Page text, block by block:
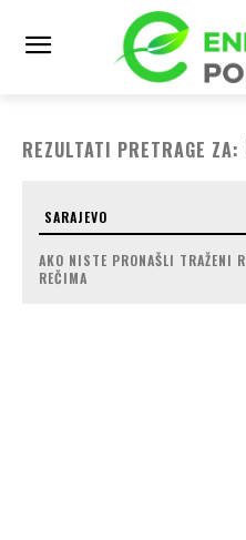
REZULTATI PRETRAGE ZA:
AKO NISTE PRONAŠLI TRAŽENI
REČIMA